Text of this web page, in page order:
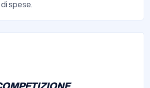
spese.